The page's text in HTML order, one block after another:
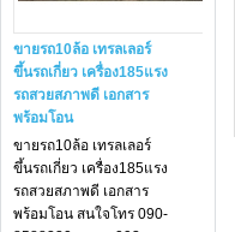
ขายรถ10ล้อ เทรลเลอร์
ขึ้นรถเกี่ยว เครื่อง185แรง
รถสวยสภาพดี เอกสาร
พร้อมโอน
ขายรถ10ล้อ เทรลเลอร์
ขึ้นรถเกี่ยว เครื่อง185แรง
รถสวยสภาพดี เอกสาร
พร้อมโอน สนใจโทร 090-